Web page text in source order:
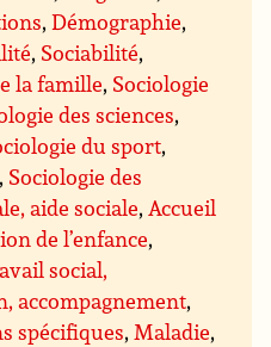
,Démographie,
, Sociabilité,
la famille, Sociologie
des sciences,
du sport,
, Sociologie des
aide sociale, Accueil
de l’enfance,
social,
accompagnement,
spécifiques, Maladie,